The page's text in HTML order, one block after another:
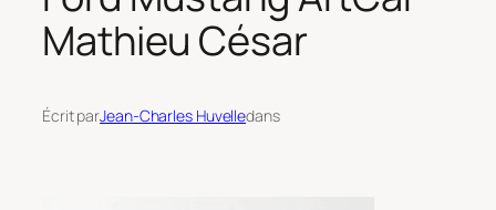
Mathieu César
Écrit parJean-Charles Huvelledans